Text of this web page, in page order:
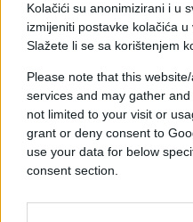
Kolačići su anonimizirani i u
izmijeniti postavke kolačića
Slažete li se sa korištenjem
Please note that this
services and may gather
not limited to your visit or
grant or deny consent to
use your data for below
consent section.
Takođe, vjeruje se da
philosophia, što znači
Opisna značenja imena
oličenje pameti i
O tome koliko je staro
Ohridu postoji crkva
pretpostavlja da je